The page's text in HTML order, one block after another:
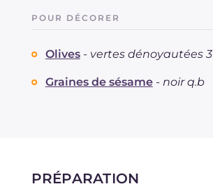
POUR DÉCORER
Olives - vertes dénoyautées 3
Graines de sésame - noir q.b
PRÉPARATION